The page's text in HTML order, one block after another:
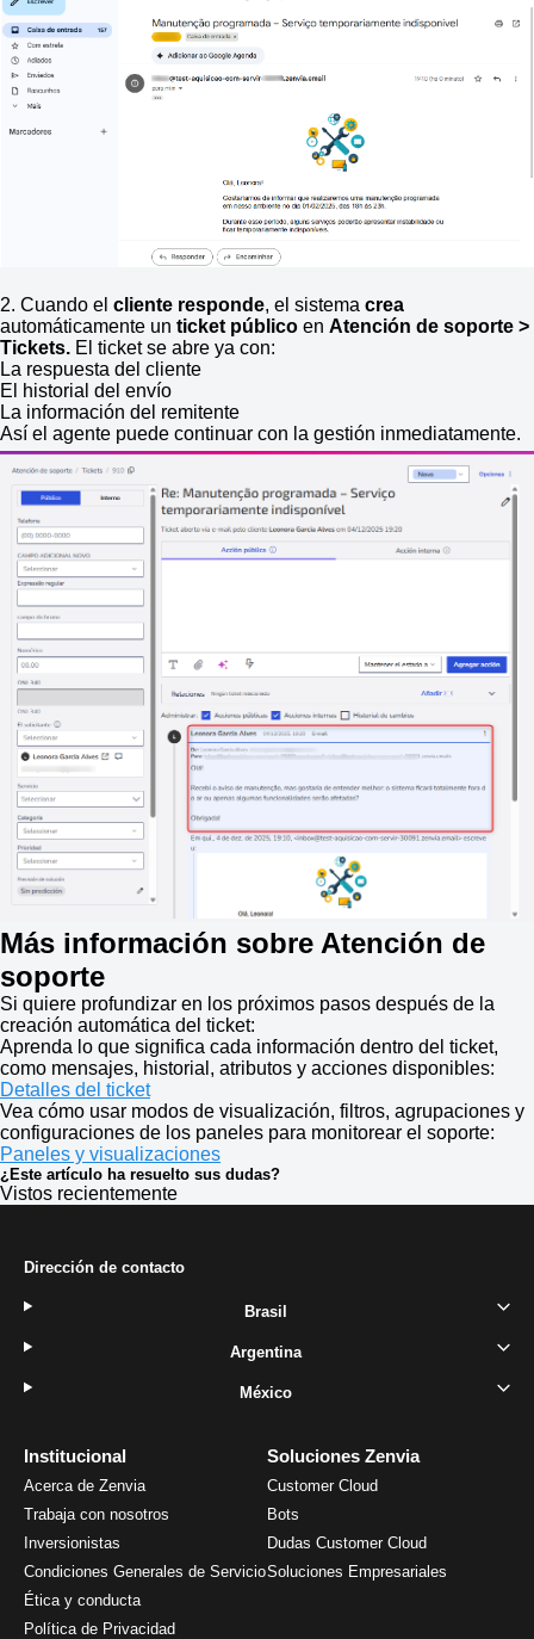
2. Cuando el cliente responde, el sistema crea
automáticamente un ticket público en Atención de soporte >
Tickets. El ticket se abre ya con:
La respuesta del cliente
El historial del envío
La información del remitente
Así el agente puede continuar con la gestión inmediatamente.
Más información sobre Atención de
soporte
Si quiere profundizar en los próximos pasos después de la
creación automática del ticket:
Aprenda lo que significa cada información dentro del ticket,
como mensajes, historial, atributos y acciones disponibles:
Detalles del ticket
Vea cómo usar modos de visualización, filtros, agrupaciones y
configuraciones de los paneles para monitorear el soporte:
Paneles y visualizaciones
¿Este artículo ha resuelto sus dudas?
Vistos recientemente
Institucional
Acerca de Zenvia
Trabaja con nosotros
Inversionistas
Condiciones Generales de Servicio
Ética y conducta
Política de Privacidad
Soluciones Zenvia
Customer Cloud
Bots
Dudas Customer Cloud
Soluciones Empresariales
Dirección de contacto
Brasil
Argentina
México